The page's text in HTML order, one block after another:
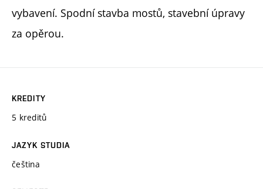
vybavení. Spodní stavba mostů, stavební úpravy
za opěrou.
KREDITY
5 kreditů
JAZYK STUDIA
čeština